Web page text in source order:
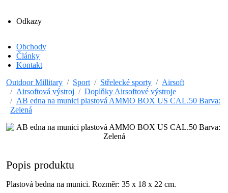
Odkazy
Obchody
Články
Kontakt
Outdoor Millitary
Sport Střelecké sporty
Airsoft
Airsoftová výstroj
Doplňky Airsoftové výstroje
AB edna na munici plastová AMMO BOX US CAL.50 Barva:
Zelená
Popis produktu
Plastová bedna na munici. Rozměr: 35 x 18 x 22 cm.